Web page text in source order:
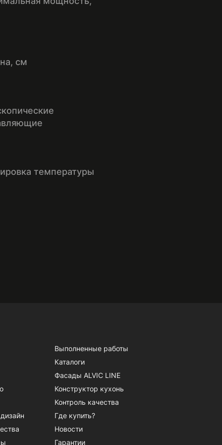
см
температуры
Выполненные работы
Каталоги
Фасады ALVIC LINE
Конструктор кухонь
Контроль качества
Где купить?
Новости
Гарантии